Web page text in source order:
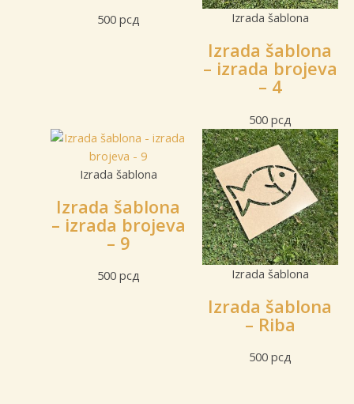
500 рсд Izrada šablona
Izrada šablona
– izrada brojeva
– 4
500 рсд
Izrada šablona
Izrada šablona
– izrada brojeva
– 9
500 рсд Izrada šablona
Izrada šablona
– Riba
500 рсд